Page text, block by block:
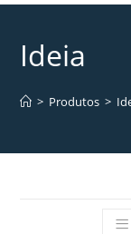
Ideia
> Produtos >